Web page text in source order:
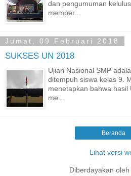
dan pengumuman
memper...
Jumat, 09 Februari 2018
SUKSES UN 2018
Ujian Nasional SMP
ditempuh siswa kelas 9.
menetapkan bahwa hasil
me...
Beranda
Lihat versi
Diberdayakan oleh